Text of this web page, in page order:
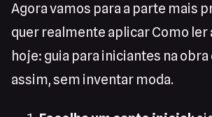
Agora vamos para a parte mais
quer realmente aplicar Como ler
hoje: guia para iniciantes na obra
assim, sem inventar moda.